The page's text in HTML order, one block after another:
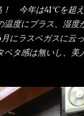
れだ全く理解して
い！いい！！』と
桶を用意してうどん
事か・・・ で今日
か？である。 前回
いの満腹度になる
！ 今年は41℃を超
温度にプラス、湿
にラスベガスに云
ベタ感は無いし、美
場に日頃お世話に
習慣です。 今では